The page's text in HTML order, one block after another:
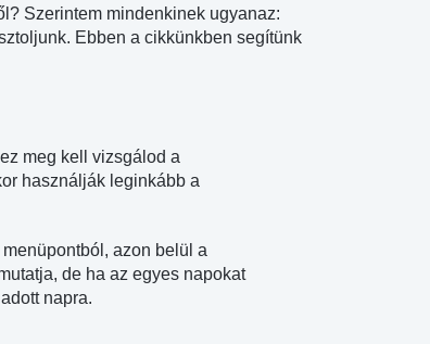
Szerintem mindenkinek ugyanaz:
Ebben a cikkünkben segítünk
meg kell vizsgálod a
használják leginkább a
azon belül a
de ha az egyes napokat
napra.